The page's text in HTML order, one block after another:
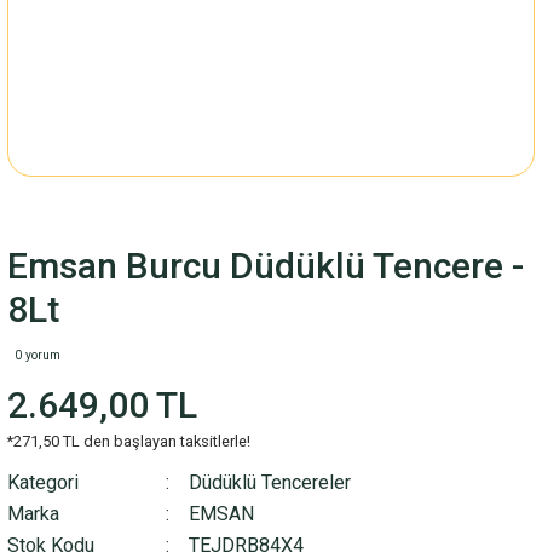
Emsan Burcu Düdüklü Tencere -
8Lt
0 yorum
2.649,00 TL
*271,50 TL den başlayan taksitlerle!
Kategori
Düdüklü Tencereler
Marka
EMSAN
Stok Kodu
TEJDRB84X4